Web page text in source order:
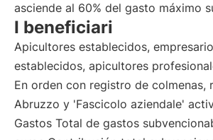
asciende al 60% del gasto máximo
I beneficiari
Apicultores establecidos,
establecidos, apicultores
En orden con registro de colmenas,
Abruzzo y 'Fascicolo aziendale'
Gastos Total de gastos